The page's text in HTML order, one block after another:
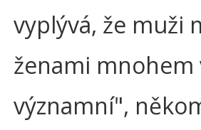
vyplývá, že muži
ženami
významní",